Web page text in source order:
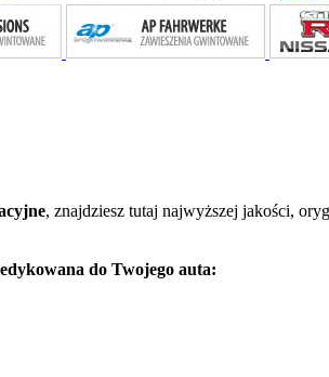
, znajdziesz tutaj najwyższej jakości,
do Twojego auta: